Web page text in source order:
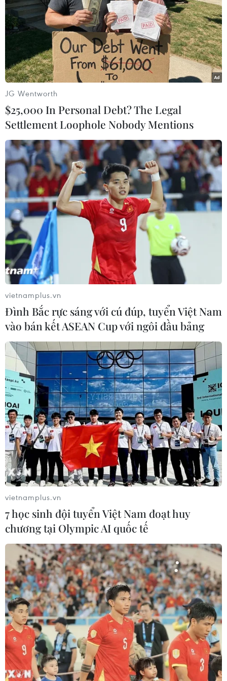
#Xả lũ #Sông Hồng TP. Hà Nội
TIN LIÊN QUAN
Mực nước sông Hồng dâng cao, cấm
người dân và phương tiện qua cầu Yên Bái
09/09/2024 11:54
Sở Giao thông Vận tải tỉnh Yên Bái cấm tất cả người
dân, các phương tiện qua cầu Yên Bái, lý trình km
280+500, Quốc lộ 37, kể từ 18 giờ ngày 9/9 đến khi có
thông báo của cơ quan có thẩm quyền.
Lào Cai: Nước Sông Hồng tiếp tục dâng
cao, nhiều khu dân cư chìm trong nước lũ
09/09/2024 09:11
Nước sông Hồng dâng cao rất nhanh, làm nhiều tuyến
JG Wentworth
$25,000 In Personal Debt? The Legal
Settlement Loophole Nobody Mentions
vietnamplus.vn
Đình Bắc rực sáng với cú đúp, tuyển Việt Nam
vào bán kết ASEAN Cup với ngôi đầu bảng
vietnamplus.vn
7 học sinh đội tuyển Việt Nam đoạt huy
chương tại Olympic AI quốc tế